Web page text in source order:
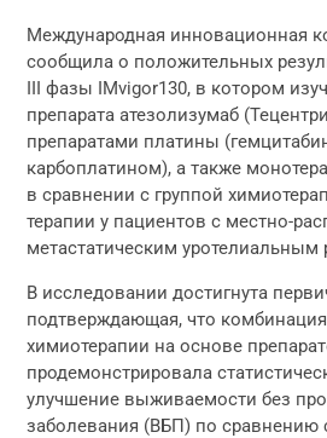
Международная инновационная
сообщила о положительных
III фазы IMvigor130, в котором
препарата атезолизумаб
препаратами платины
карбоплатином), а также
в сравнении с группой
терапии у пациентов с местно-
метастатическим уротелиальным
В исследовании достигнута
подтверждающая, что
химиотерапии на основе
продемонстрировала
улучшение выживаемости без
заболевания (ВБП) по сравнению